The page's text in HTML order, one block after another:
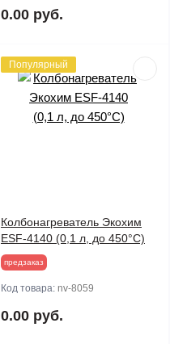
0.00 руб.
Популярный
Колбонагреватель Экохим
ESF-4140 (0,1 л, до 450°С)
предзаказ
Код товара: nv-8059
0.00 руб.